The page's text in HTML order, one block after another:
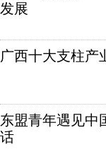
发展
广西十大支柱产
东盟青年遇见中
话